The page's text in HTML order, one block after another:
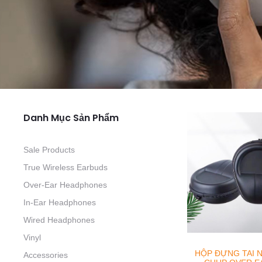
HỘP ĐỰNG TAI
Danh Mục Sản Phẩm
Sale Products
True Wireless Earbuds
Over-Ear Headphones
In-Ear Headphones
Wired Headphones
Vinyl
Accessories